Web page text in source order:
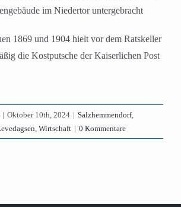
im Niedertor untergebracht
1869 und 1904 hielt vor dem Ratskeller
die Kostputsche der Kaiserlichen Post
| Oktober 10th, 2024 | Salzhemmendorf,
, Wirtschaft | 0 Kommentare